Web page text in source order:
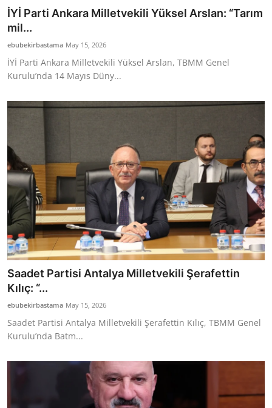
İYİ Parti Ankara Milletvekili Yüksel Arslan: “Tarım
mil...
ebubekirbastama May 15, 2026
İYİ Parti Ankara Milletvekili Yüksel Arslan, TBMM Genel
Kurulu’nda 14 Mayıs Düny...
Saadet Partisi Antalya Milletvekili Şerafettin
Kılıç: “...
ebubekirbastama May 15, 2026
Saadet Partisi Antalya Milletvekili Şerafettin Kılıç, TBMM Genel
Kurulu’nda Batm...